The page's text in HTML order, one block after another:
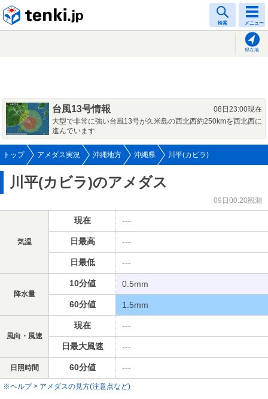
検索 メニュー
現在地
台風13号情報
08日23:00現在
大型で非常に強い台風13号が久米島の西北西約250kmを西北西に
進んでいます
トップ アメダス実況 沖縄地方 沖縄県 川平(カビラ)
川平(カビラ)のアメダス
09日00:20観測
気温
現在 ---
日最高 ---
日最低 ---
降水量
10分値 0.5mm
60分値 1.5mm
風向・風速
現在 ---
日最大風速 ---
日照時間 60分値 ---
※ヘルプ > アメダスの見方(注意点など)